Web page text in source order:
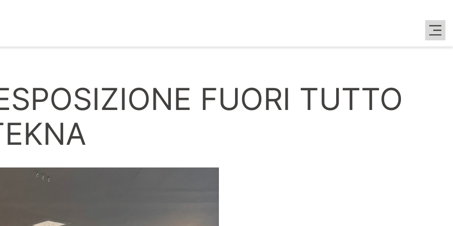
FUORI TUTTO